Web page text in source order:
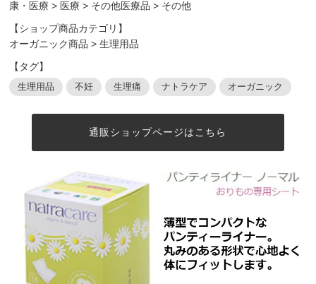
康・医療 > 医療 > その他医療品 > その他
【ショップ商品カテゴリ】
オーガニック商品 >生理用品
【タグ】
生理用品 不妊 生理痛 ナトラケア オーガニック
通販ショップページはこちら